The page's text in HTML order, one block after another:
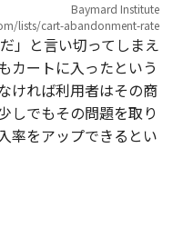
Baymard Institute
lists/cart-abandonment-rate
」と言い切ってしまえ
カートに入ったという
ければ利用者はその商
しでもその問題を取り
率をアップできるとい